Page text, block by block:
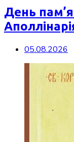
День
05.08.2026